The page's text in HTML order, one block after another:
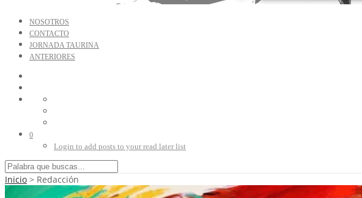
NOSOTROS
CONTACTO
JORNADA TAURINA
ANTERIORES
0
Login to add posts to your read later list
Inicio > Redacción